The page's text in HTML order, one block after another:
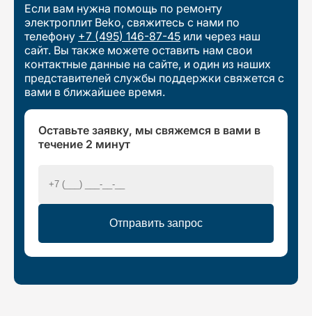
Если вам нужна помощь по ремонту
электроплит Beko, свяжитесь с нами по
телефону +7 (495) 146-87-45 или через наш
сайт. Вы также можете оставить нам свои
контактные данные на сайте, и один из наших
представителей службы поддержки свяжется с
вами в ближайшее время.
Оставьте заявку, мы свяжемся в вами в
течение 2 минут
Отправить запрос